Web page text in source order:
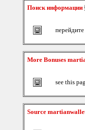
Поиск информации
More Bonuses
see this
Source